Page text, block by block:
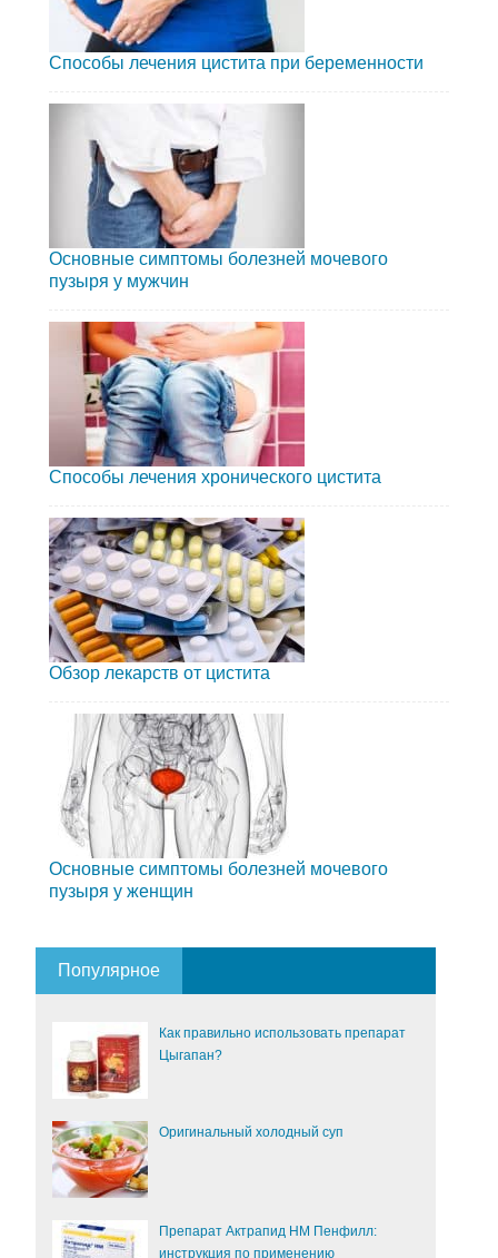
Способы лечения цистита при беременности
Основные симптомы болезней мочевого
пузыря у мужчин
Способы лечения хронического цистита
Обзор лекарств от цистита
Основные симптомы болезней мочевого
пузыря у женщин
Популярное
Как правильно использовать препарат
Цыгапан?
Оригинальный холодный суп
Препарат Актрапид НМ Пенфилл:
инструкция по применению